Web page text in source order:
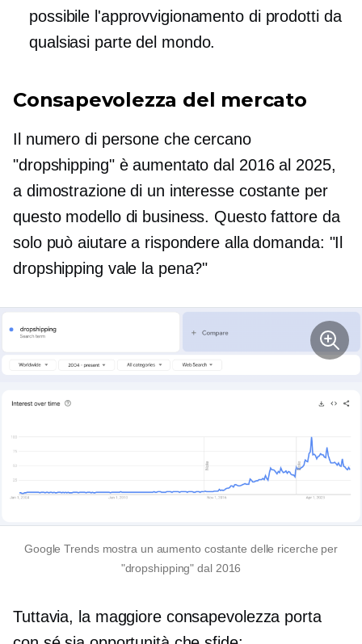
possibile l'approvvigionamento di prodotti da
qualsiasi parte del mondo.
Consapevolezza del mercato
Il numero di persone che cercano
"dropshipping" è aumentato dal 2016 al 2025,
a dimostrazione di un interesse costante per
questo modello di business. Questo fattore da
solo può aiutare a rispondere alla domanda: "Il
dropshipping vale la pena?"
Google Trends mostra un aumento costante delle ricerche per
"dropshipping" dal 2016
Tuttavia, la maggiore consapevolezza porta